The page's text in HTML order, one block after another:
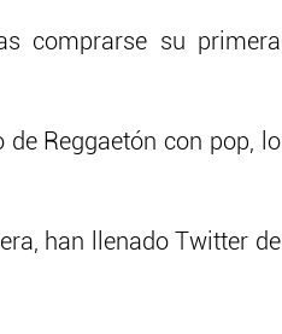
comprarse su primera
de Reggaetón con pop, lo
han llenado Twitter de